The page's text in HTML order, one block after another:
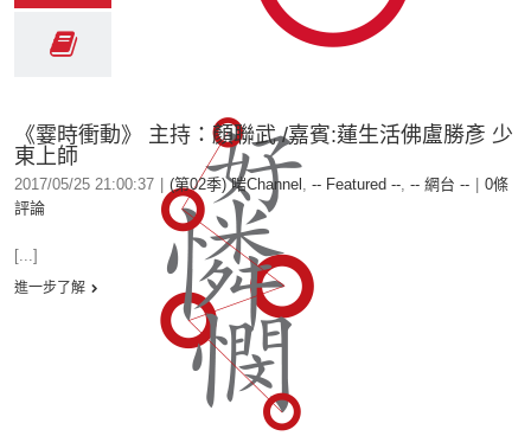
《霎時衝動》 主持：顏聯武 /嘉賓:蓮生活佛盧勝彥 少
東上師
2017/05/25 21:00:37 (第02季) 啱Channel , -- Featured --, -- 網台 --
0條
評論
[...]
進一步了解